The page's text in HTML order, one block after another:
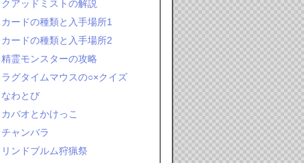
クアッドミストの解説
カードの種類と入手場所1
カードの種類と入手場所2
精霊モンスターの攻略
ラグタイムマウスの○×クイズ
なわとび
カバオとかけっこ
チャンバラ
リンドブルム狩猟祭